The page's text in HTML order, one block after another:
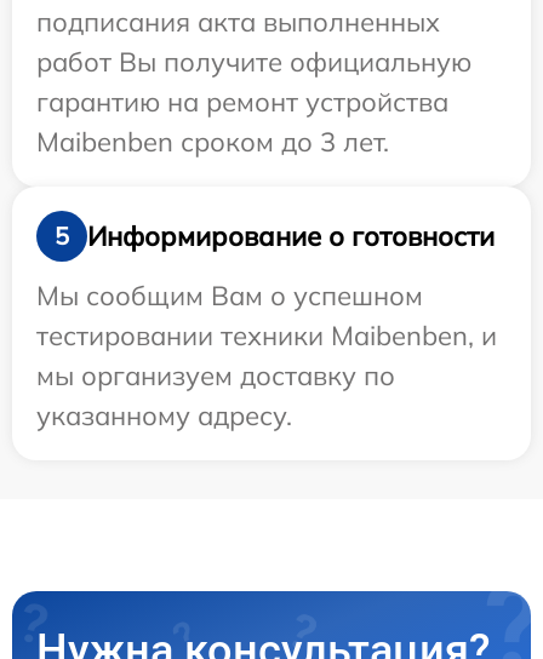
подписания акта выполненных
работ Вы получите официальную
гарантию на ремонт устройства
Maibenben сроком до 3 лет.
5
Информирование о готовности
Мы сообщим Вам о успешном
тестировании техники Maibenben, и
мы организуем доставку по
указанному адресу.